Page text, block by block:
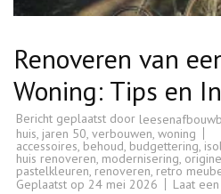
Renoveren van
Woning: Tips en
Bericht geplaatst door
huis, jaren 50, verbouwen, woning
accessoires, behoud, budgettering,
huis renoveren, modernisering,
pastelkleuren, renoveren, retro
Geplaatst op 24 mei 2026 Laat